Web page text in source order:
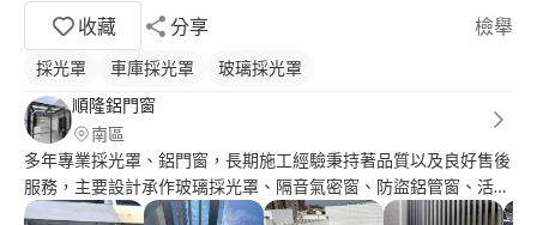
收藏
分享 檢舉
採光罩 車庫採光罩
玻璃採光罩
順隆鋁門窗
南區
多年專業採光罩、鋁門窗，長期施工經驗秉持著品質以及良好售後
服務，主要設計承作玻璃採光罩、隔音氣密窗、防盜鋁管窗、活動
百葉窗、隱藏式摺紗、欄杆、格柵、淋浴拉門、三合一通風門，專